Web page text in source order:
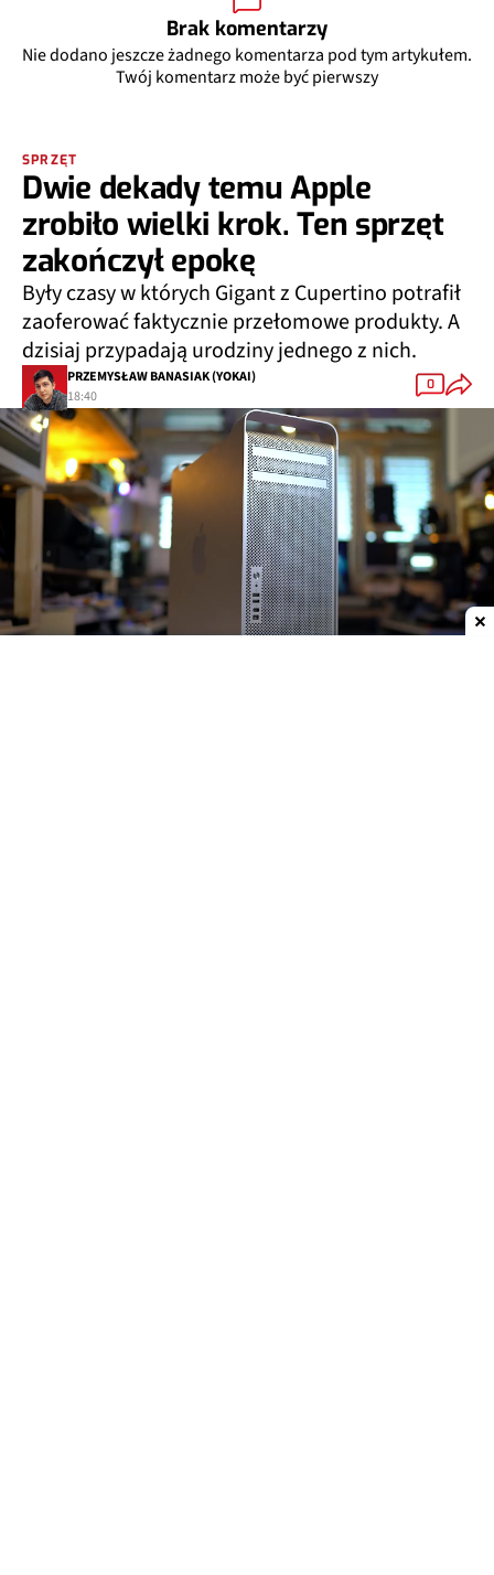
Brak komentarzy
Nie dodano jeszcze żadnego komentarza pod tym artykułem.
Twój komentarz może być pierwszy
SPRZĘT
Dwie dekady temu Apple
zrobiło wielki krok. Ten sprzęt
zakończył epokę
Były czasy w których Gigant z Cupertino potrafił
zaoferować faktycznie przełomowe produkty. A
dzisiaj przypadają urodziny jednego z nich.
PRZEMYSŁAW BANASIAK (YOKAI)
18:40
0